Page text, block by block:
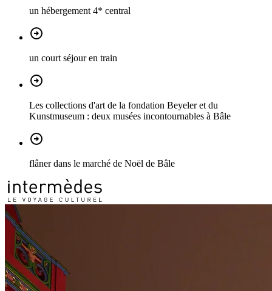
un hébergement 4* central
un court séjour en train
Les collections d'art de la fondation Beyeler et du
Kunstmuseum : deux musées incontournables à Bâle
flâner dans le marché de Noël de Bâle